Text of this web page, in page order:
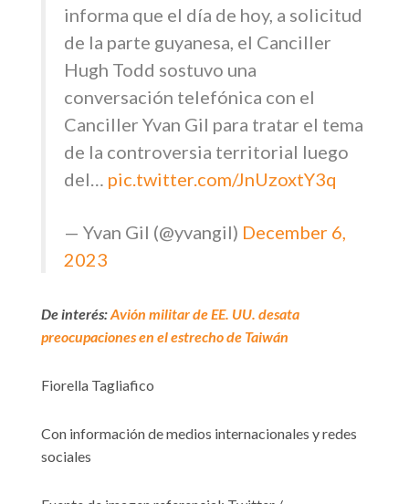
informa que el día de hoy, a solicitud
de la parte guyanesa, el Canciller
Hugh Todd sostuvo una
conversación telefónica con el
Canciller Yvan Gil para tratar el tema
de la controversia territorial luego
del… pic.twitter.com/JnUzoxtY3q
— Yvan Gil (@yvangil) December 6,
2023
De interés:Avión militar de EE. UU. desata
preocupaciones en el estrecho de Taiwán
Fiorella Tagliafico
Con información de medios internacionales y redes
sociales